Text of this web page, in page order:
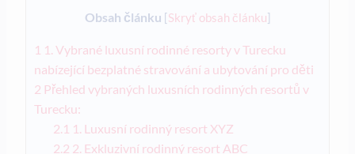
Obsah článku [Skryť obsah článku]
1 1. Vybrané luxusní rodinné resorty v Turecku
nabízející bezplatné stravování a ubytování pro děti
2 Přehled vybraných luxusních rodinných resortů v
Turecku:
2.1 1. Luxusní rodinný resort XYZ
2.2 2. Exkluzivní rodinný resort ABC